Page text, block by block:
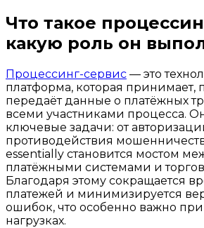
Что такое
какую роль он
Процессинг-сервис — это
платформа, которая принимает,
передаёт данные о платёжных
всеми участниками процесса.
ключевые задачи: от
противодействия
essentially становится мостом
платёжными системами и
Благодаря этому сокращается
платежей и минимизируется
ошибок, что особенно важно
нагрузках.